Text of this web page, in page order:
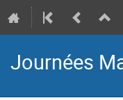
Journées